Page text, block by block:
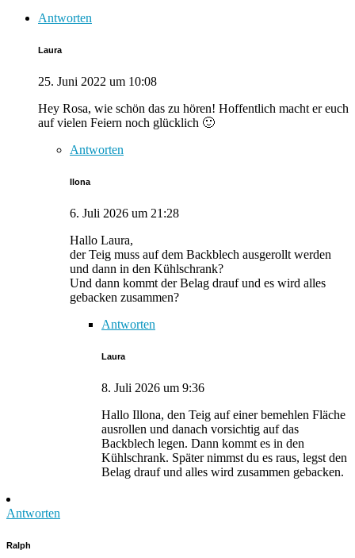
Antworten
Laura
25. Juni 2022 um 10:08
Hey Rosa, wie schön das zu hören! Hoffentlich macht er euch
auf vielen Feiern noch glücklich 🙂
Antworten
Ilona
6. Juli 2026 um 21:28
Hallo Laura,
der Teig muss auf dem Backblech ausgerollt werden
und dann in den Kühlschrank?
Und dann kommt der Belag drauf und es wird alles
gebacken zusammen?
Antworten
Laura
8. Juli 2026 um 9:36
Hallo Illona, den Teig auf einer bemehlen Fläche
ausrollen und danach vorsichtig auf das
Backblech legen. Dann kommt es in den
Kühlschrank. Später nimmst du es raus, legst den
Belag drauf und alles wird zusammen gebacken.
Antworten
Ralph